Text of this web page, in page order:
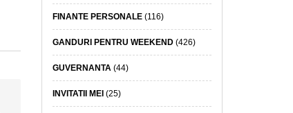
FINANTE PERSONALE(116)
GANDURI PENTRU WEEKEND(426)
GUVERNANTA (44)
INVITATII MEI(25)